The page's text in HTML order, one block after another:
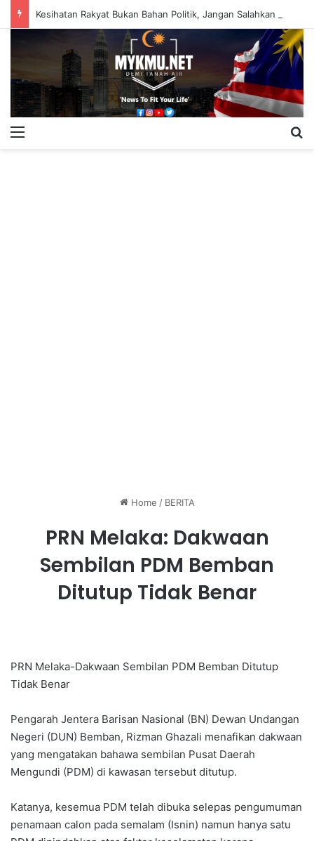
Home / BERITA
PRN Melaka: Dakwaan
Sembilan PDM Bemban
Ditutup Tidak Benar
PRN Melaka-Dakwaan Sembilan PDM Bemban Ditutup
Tidak Benar
Pengarah Jentera Barisan Nasional (BN) Dewan Undangan
Negeri (DUN) Bemban, Rizman Ghazali menafikan dakwaan
yang mengatakan bahawa sembilan Pusat Daerah
Mengundi (PDM) di kawasan tersebut ditutup.
Katanya, kesemua PDM telah dibuka selepas pengumuman
penamaan calon pada semalam (Isnin) namun hanya satu